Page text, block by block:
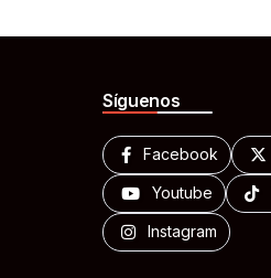
Síguenos
Facebook
Youtube
Instagram